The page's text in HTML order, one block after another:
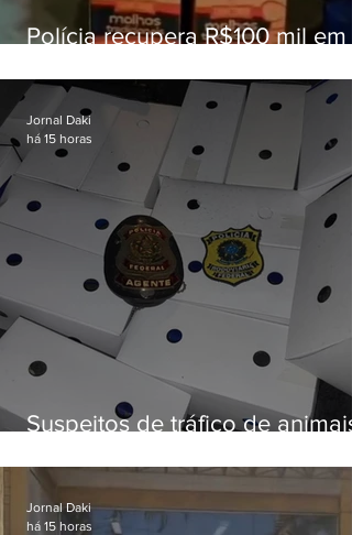
Polícia recupera R$100 mil em
Fluminense
Suspeitos de tráfico de animais
aves
Jornal Daki
há 15 horas
Jornal Daki
há 15 horas